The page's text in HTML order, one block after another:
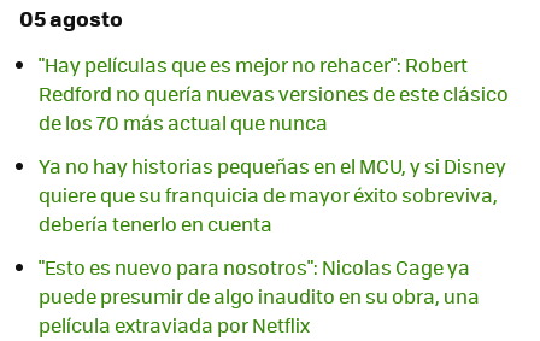
05 agosto
"Hay películas que es mejor no rehacer": Robert
Redford no quería nuevas versiones de este clásico
de los 70 más actual que nunca
Ya no hay historias pequeñas en el MCU, y si Disney
quiere que su franquicia de mayor éxito sobreviva,
debería tenerlo en cuenta
"Esto es nuevo para nosotros": Nicolas Cage ya
puede presumir de algo inaudito en su obra, una
película extraviada por Netflix